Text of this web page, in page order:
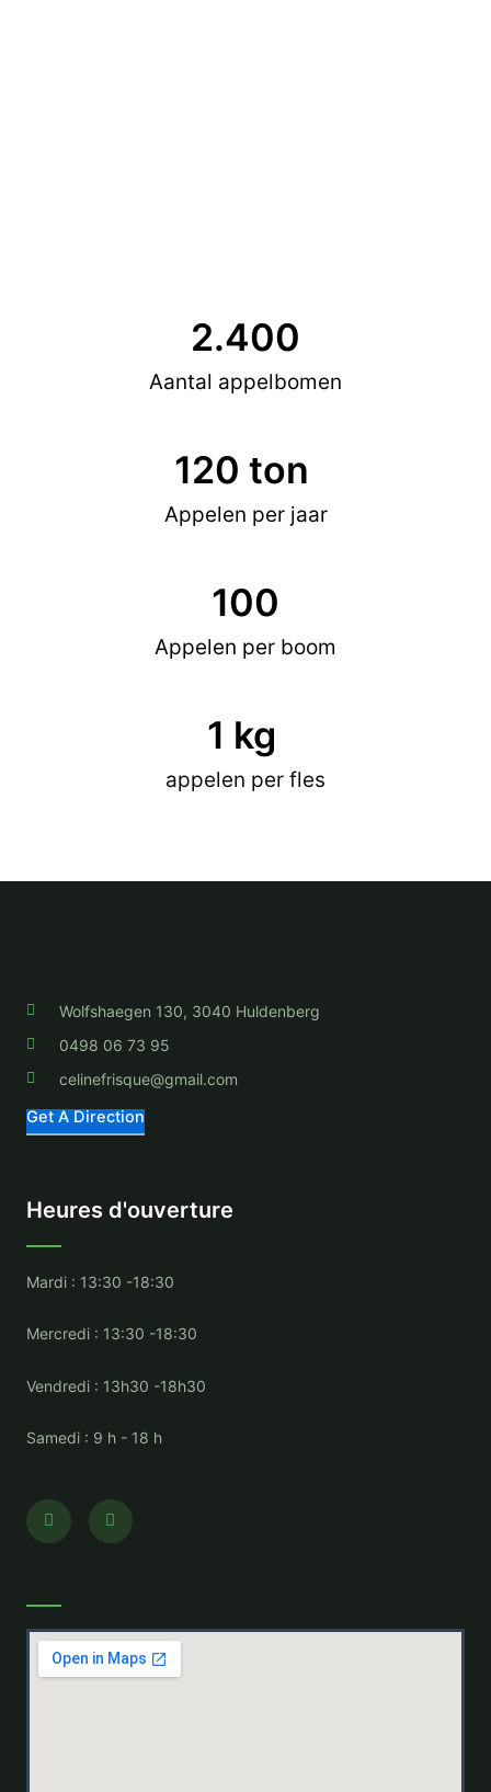
2.400
Aantal appelbomen
120 ton
Appelen per jaar
100
Appelen per boom
1 kg
appelen per fles
Wolfshaegen 130, 3040 Huldenberg
0498 06 73 95
celinefrisque@gmail.com
Get A Direction
Heures d'ouverture
Mardi : 13:30 -18:30
Mercredi : 13:30 -18:30
Vendredi : 13h30 -18h30
Samedi : 9 h - 18 h